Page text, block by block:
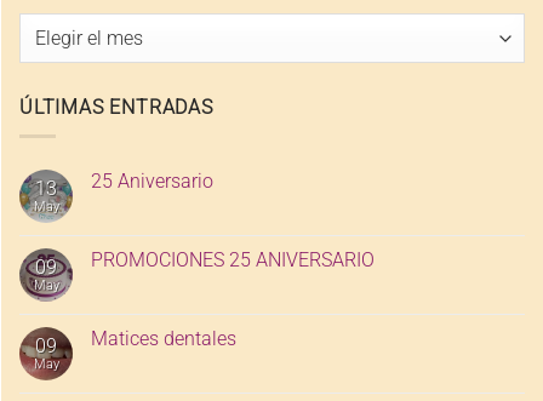
Archivo
ÚLTIMAS ENTRADAS
13
May
25 Aniversario
09
May
PROMOCIONES 25 ANIVERSARIO
09
May
Matices dentales